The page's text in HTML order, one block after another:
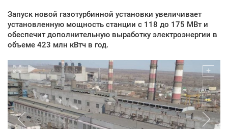
Запуск новой газотурбинной установки увеличивает
установленную мощность станции с 118 до 175 МВт и
обеспечит дополнительную выработку электроэнергии в
объеме 423 млн кВтч в год.